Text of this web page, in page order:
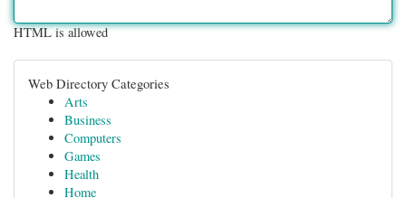
HTML is allowed
Web Directory Categories
Arts
Business
Computers
Games
Health
Home